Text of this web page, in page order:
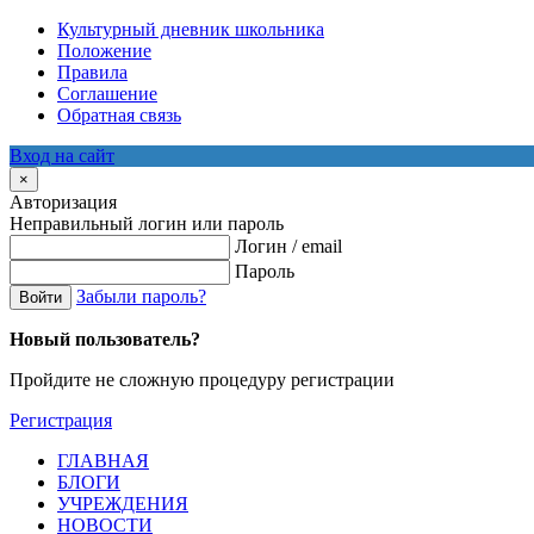
Культурный дневник школьника
Положение
Правила
Соглашение
Обратная связь
Вход на сайт
×
Авторизация
Неправильный логин или пароль
Логин / email
Пароль
Войти Забыли пароль?
Новый пользователь?
Пройдите не сложную процедуру регистрации
Регистрация
ГЛАВНАЯ
БЛОГИ
УЧРЕЖДЕНИЯ
НОВОСТИ